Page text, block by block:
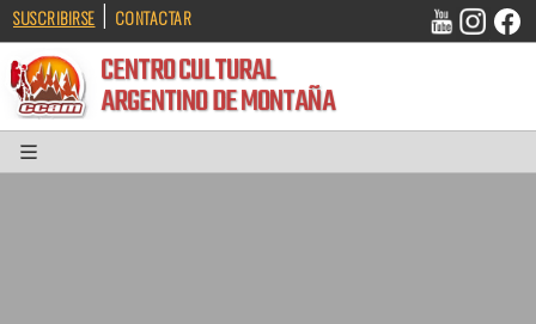
SUSCRIBIRSE | CONTACTAR
CENTRO CULTURAL
ARGENTINO DE MONTAÑA